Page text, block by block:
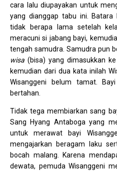
cara lalu diupayakan untuk
yang dianggap tabu ini. Batara
tidak berapa lama setelah
meracuni si jabang bayi,
tengah samudra. Samudra pun
wisa (bisa) yang dimasukkan
kemudian dari dua kata inilah
Wisanggeni belum tamat.
bertahan.
Tidak tega membiarkan sang
Sang Hyang Antaboga yang
untuk merawat bayi
mengajarkan beragam laku
bocah malang. Karena
dewata, pemuda Wisanggeni